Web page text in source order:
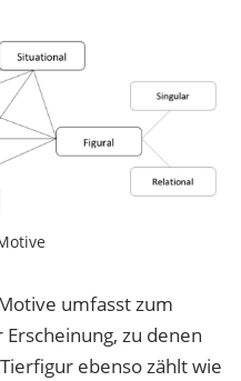
umfasst zum
zu denen
ebenso zählt wie